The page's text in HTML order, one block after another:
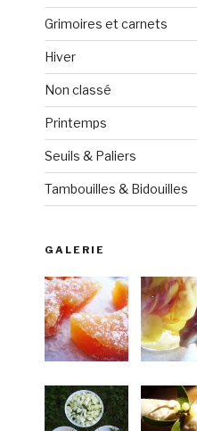
Grimoires et carnets
Hiver
Non classé
Printemps
Seuils & Paliers
Tambouilles & Bidouilles
GALERIE